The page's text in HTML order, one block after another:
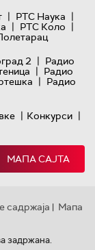
| РТС Наука |
| РТС Коло |
2 | Радио
| Радио
| Радио
| Конкурси |
МАПА САЈТА
садржаја | Мапа
задржана.